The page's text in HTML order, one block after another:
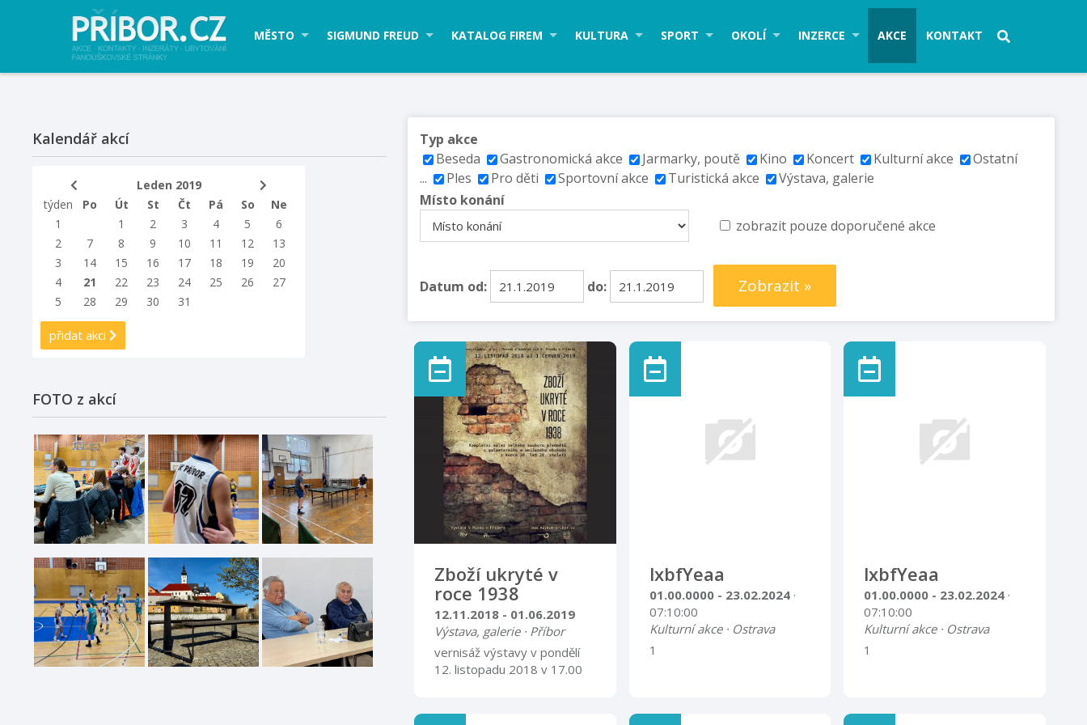
MĚSTO SIGMUND FREUD KATALOG FIREM KULTURA SPORT OKOLÍ INZERCE AKCE KONTAKT
Typ akce
Beseda
Gastronomická akce Jarmarky, poutě Kino Koncert Kulturní akce
Ostatní
...
Ples Pro děti Sportovní akce Turistická akce
Výstava, galerie
Místo konání
zobrazit pouze doporučené akce
Datum od: do: Zobrazit »
Zboží ukryté v
roce 1938
12.11.2018 - 01.06.2019
Výstava, galerie · Příbor
vernisáž výstavy v pondělí
12. listopadu 2018 v 17.00
lxbfYeaa
01.00.0000 - 23.02.2024 ·
07:10:00
Kulturní akce · Ostrava
1
lxbfYeaa
01.00.0000 - 23.02.2024 ·
07:10:00
Kulturní akce · Ostrava
1
Kalendář akcí
Leden 2019
týden
Po Út St Čt Pá So
Ne
1
1 2 3 4 5
6
2
7 8 9 10 11 12
13
3
14 15 16 17 18 19
20
4
21 22 23 24 25 26
27
5
28 29 30 31
přidat akci
FOTO z akcí